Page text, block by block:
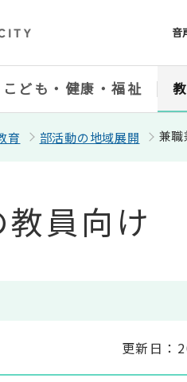
音
こども・健康・福祉
育 部活動の地域展開 兼
員向け
更新日：